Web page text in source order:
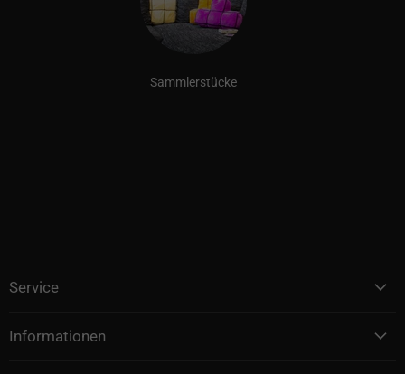
Sammlerstücke
Service
Informationen